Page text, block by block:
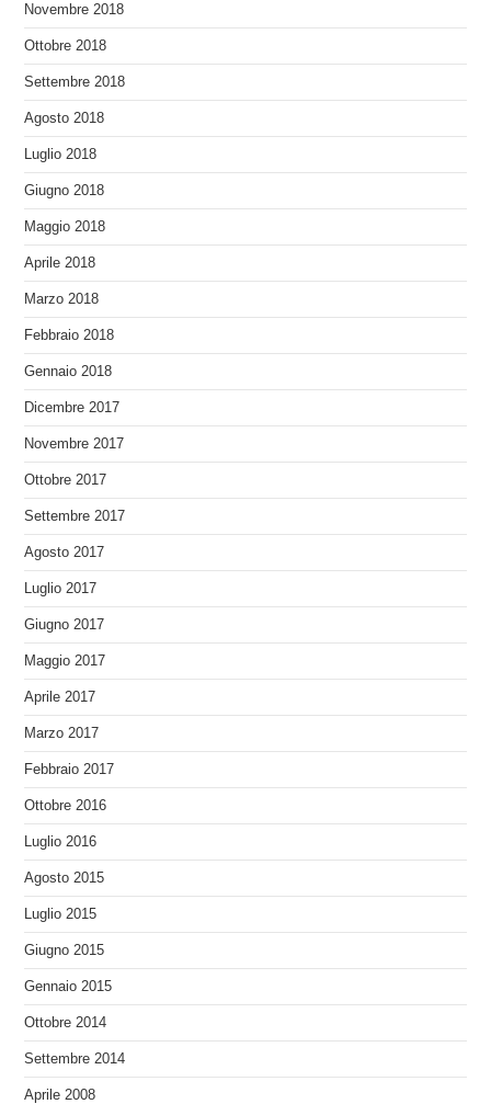
Novembre 2018
Ottobre 2018
Settembre 2018
Agosto 2018
Luglio 2018
Giugno 2018
Maggio 2018
Aprile 2018
Marzo 2018
Febbraio 2018
Gennaio 2018
Dicembre 2017
Novembre 2017
Ottobre 2017
Settembre 2017
Agosto 2017
Luglio 2017
Giugno 2017
Maggio 2017
Aprile 2017
Marzo 2017
Febbraio 2017
Ottobre 2016
Luglio 2016
Agosto 2015
Luglio 2015
Giugno 2015
Gennaio 2015
Ottobre 2014
Settembre 2014
Aprile 2008